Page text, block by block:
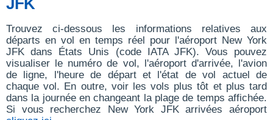
JFK
Trouvez ci-dessous les informations relatives aux
départs en vol en temps réel pour l'aéroport New York
JFK dans États Unis (code IATA JFK). Vous pouvez
visualiser le numéro de vol, l'aéroport d'arrivée, l'avion
de ligne, l'heure de départ et l'état de vol actuel de
chaque vol. En outre, voir les vols plus tôt et plus tard
dans la journée en changeant la plage de temps affichée.
Si vous recherchez New York JFK arrivées aéroport